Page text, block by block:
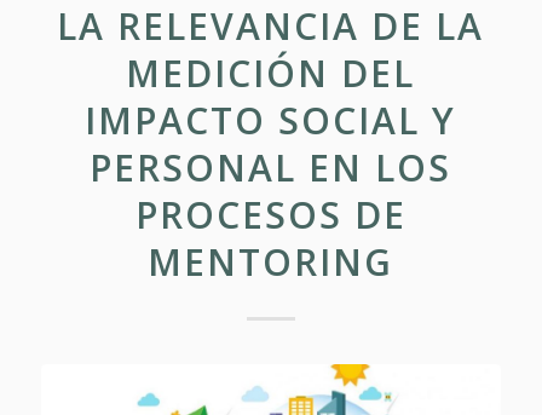
LA RELEVANCIA DE LA
MEDICIÓN DEL
IMPACTO SOCIAL Y
PERSONAL EN LOS
PROCESOS DE
MENTORING